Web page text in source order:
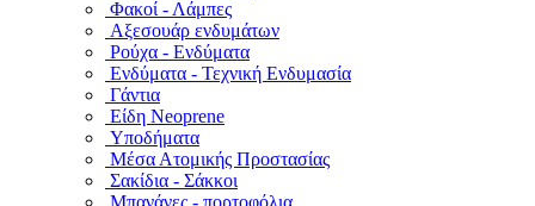
Φακοί - Λάμπες
Αξεσουάρ ενδυμάτων
Ρούχα - Ενδύματα
Ενδύματα - Τεχνική Ενδυμασία
Γάντια
Είδη Neoprene
Υποδήματα
Μέσα Ατομικής Προστασίας
Σακίδια - Σάκκοι
Μπανάνες - πορτοφόλια